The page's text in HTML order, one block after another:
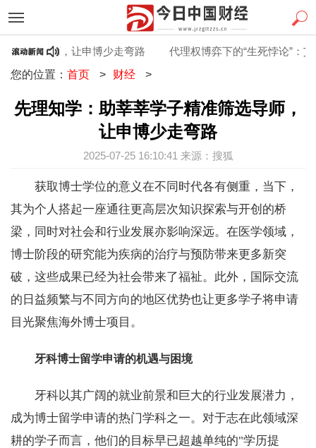
选导师，让申博少走弯路
代理权博弈下的“生死悖论”：艾
您的位置： 首页 > 财经 >
先理知学：助莘莘学子精准筛选导师，
让申博少走弯路
2025-07-25 16:10:41 来源：搜狐
获取博士学位的意义在不同时代各有侧重，当下，
其为个人搭起一座通往更高层次知识探索与开创的桥
梁，同时对社会和行业发展亦影响深远。在医学领域，
博士阶段的研究能为疾病的治疗与预防带来更多新突
破，这些成果已经为社会带来了福祉。此外，国际交流
的日益频繁与不同方向的地区优势也让更多学子将申请
目光聚焦海外博士项目。
牙科博士留学申请的机遇与困境
牙科以其广阔的就业前景和巨大的行业发展潜力，
成为博士留学申请的热门学科之一。对于志在此领域深
耕的学子而言，他们的目标早已超越单纯的"学历提